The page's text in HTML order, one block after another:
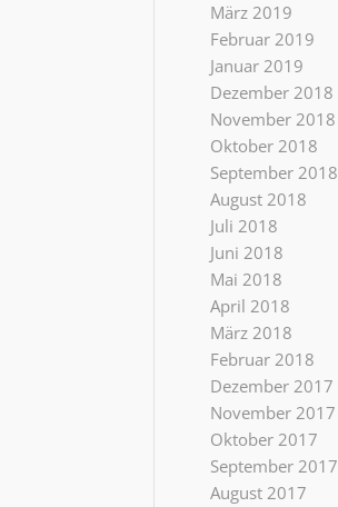
März 2019
Februar 2019
Januar 2019
Dezember 2018
November 2018
Oktober 2018
September 2018
August 2018
Juli 2018
Juni 2018
Mai 2018
April 2018
März 2018
Februar 2018
Dezember 2017
November 2017
Oktober 2017
September 2017
August 2017